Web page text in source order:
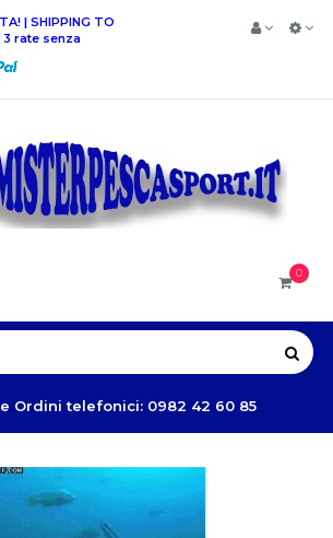
| SHIPPING TO
3 rate senza
0
Ordini telefonici: 0982 42 60 85